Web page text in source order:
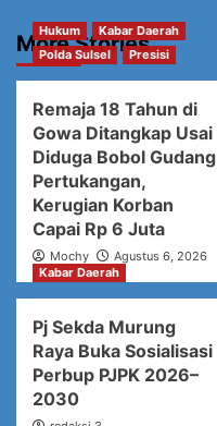
More Stories
Hukum
Kabar Daerah
Polda Sulsel
Presisi
Remaja 18 Tahun di
Gowa Ditangkap Usai
Diduga Bobol Gudang
Pertukangan,
Kerugian Korban
Capai Rp 6 Juta
Mochy Agustus 6, 2026
Kabar Daerah
Pj Sekda Murung
Raya Buka Sosialisasi
Perbup PJPK 2026–
2030